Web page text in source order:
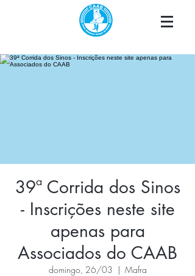
39ª Corrida dos Sinos
- Inscrições neste site
apenas para
Associados do CAAB
domingo, 26/03
  |
Mafra